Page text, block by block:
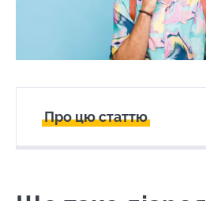
Про цю статтю